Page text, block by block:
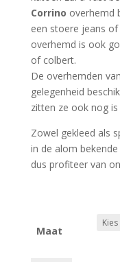
Corrino overhemd
een stoere jeans
overhemd is ook
of colbert.
De overhemden van
gelegenheid
zitten ze ook nog
Zowel gekleed als
in de alom bekende
dus profiteer van
Maat